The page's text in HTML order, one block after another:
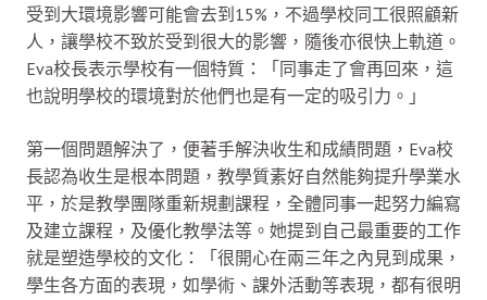
受到大環境影響可能會去到15%，不過學校同工很照顧新
人，讓學校不致於受到很大的影響，隨後亦很快上軌道。
Eva校長表示學校有一個特質：「同事走了會再回來，這
也說明學校的環境對於他們也是有一定的吸引力。」
第一個問題解決了，便著手解決收生和成績問題，Eva校
長認為收生是根本問題，教學質素好自然能夠提升學業水
平，於是教學團隊重新規劃課程，全體同事一起努力編寫
及建立課程，及優化教學法等。她提到自己最重要的工作
就是塑造學校的文化：「很開心在兩三年之內見到成果，
學生各方面的表現，如學術、課外活動等表現，都有很明